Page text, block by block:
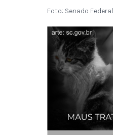
Foto: Senado Federal